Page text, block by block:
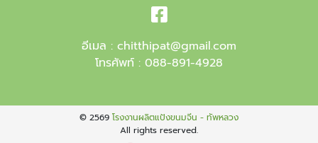
อีเมล : chitthipat@gmail.com
โทรศัพท์ : 088-891-4928
© 2569 โรงงานผลิตแป้งขนมจีน - ทัพหลวง
All rights reserved.